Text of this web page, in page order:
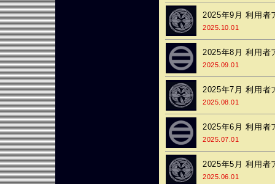
2025年9月 利用者
2025.10.01
2025年8月 利用者
2025.09.01
2025年7月 利用者
2025.08.01
2025年6月 利用者
2025.07.01
2025年5月 利用者
2025.06.01